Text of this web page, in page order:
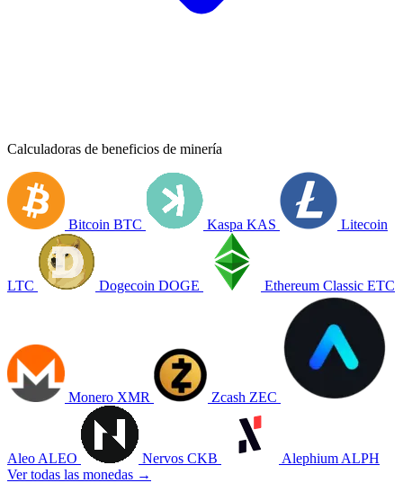
Calculadoras de beneficios de minería
Bitcoin BTC Kaspa KAS Litecoin
LTC Dogecoin DOGE Ethereum Classic ETC
Monero XMR Zcash ZEC
Aleo ALEO Nervos CKB Alephium ALPH
Ver todas las monedas →